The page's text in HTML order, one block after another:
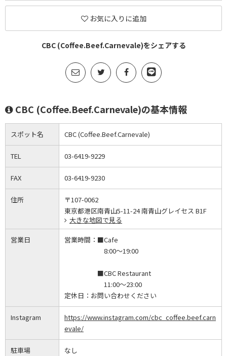
お気に入りに追加
CBC (Coffee.Beef.Carnevale)をシェアする
CBC (Coffee.Beef.Carnevale)の基本情報
スポット名 CBC (Coffee.Beef.Carnevale)
TEL 03-6419-9229
FAX 03-6419-9230
住所
〒107-0062
東京都港区南青山5-11-24 南青山グレイセス B1F
大きな地図で見る
営業日 営業時間： ■Cafe
8:00～19:00
■CBC Restaurant
11:00～23:00
定休日： お問い合わせください
Instagram
https://www.instagram.com/cbc_coffee.beef.carn
evale/
駐車場
なし